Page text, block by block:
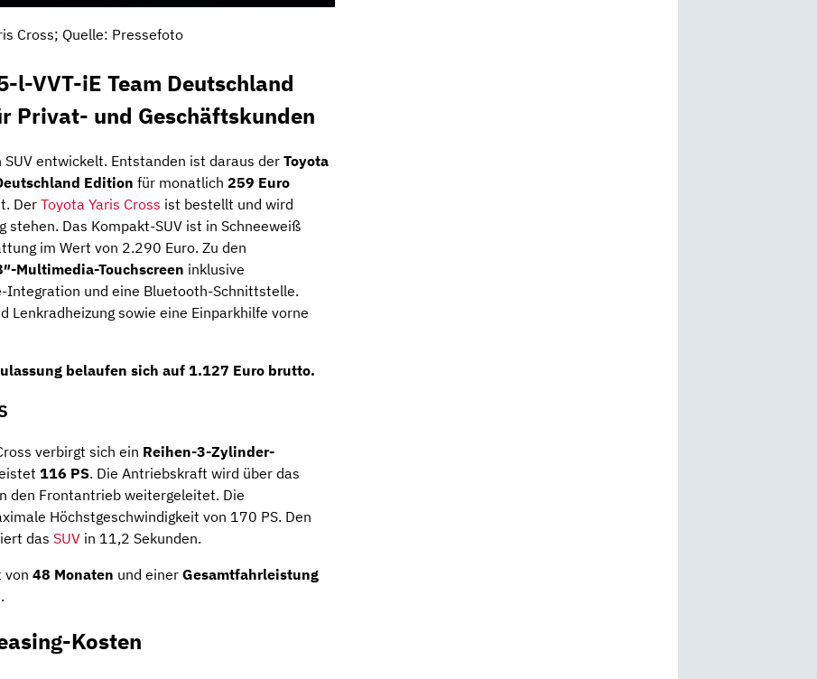
Cross; Quelle: Pressefoto
l-VVT-iE Team Deutschland
Privat- und Geschäftskunden
entwickelt. Entstanden ist daraus der Toyota
Edition für monatlich 259 Euro
Der Toyota Yaris Cross ist bestellt und wird
stehen. Das Kompakt-SUV ist in Schneeweiß
im Wert von 2.290 Euro. Zu den
Multimedia-Touchscreen inklusive
Integration und eine Bluetooth-Schnittstelle.
Lenkradheizung sowie eine Einparkhilfe vorne
belaufen sich auf 1.127 Euro brutto.
verbirgt sich ein Reihen-3-Zylinder-
116 PS. Die Antriebskraft wird über das
den Frontantrieb weitergeleitet. Die
Höchstgeschwindigkeit von 170 PS. Den
das SUV in 11,2 Sekunden.
von 48 Monaten und einer Gesamtfahrleistung
Kosten